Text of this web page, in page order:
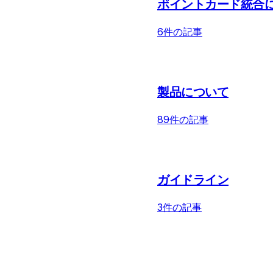
ポイントカード統合
6件の記事
製品について
89件の記事
ガイドライン
3件の記事